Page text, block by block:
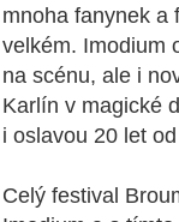
mnoha fanynek a
velkém. Imodium
na scénu, ale i
Karlín v magické
i oslavou 20 let
Celý festival